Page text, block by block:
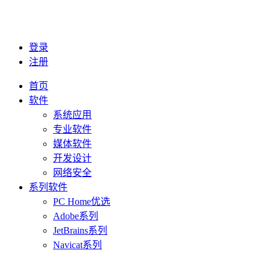
登录
注册
首页
软件
系统应用
专业软件
媒体软件
开发设计
网络安全
系列软件
PC Home优选
Adobe系列
JetBrains系列
Navicat系列